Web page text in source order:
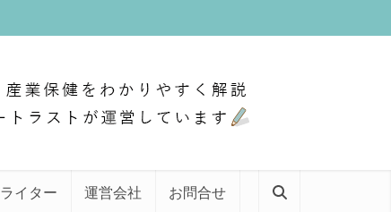
ライター 運営会社 お問合せ